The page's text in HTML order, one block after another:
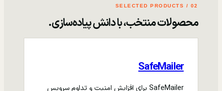
02 / SELECTED PRODUCTS
محصولات منتخب، با دانش پیاده‌سازی.
SafeMailer
SafeMailer برای افزایش امنیت و تداوم سرویس